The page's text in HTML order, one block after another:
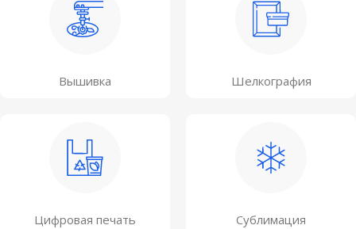
Вышивка Шелкография
Цифровая печать Сублимация